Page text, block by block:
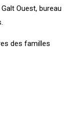
Ouest, bureau
des familles